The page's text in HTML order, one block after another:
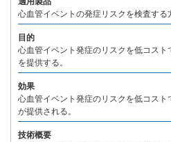
心血管イベントの発症リスクを検査する
目的
心血管イベント発症のリスクを低コス
を提供する。
効果
心血管イベント発症のリスクを低コス
が提供される。
技術概要